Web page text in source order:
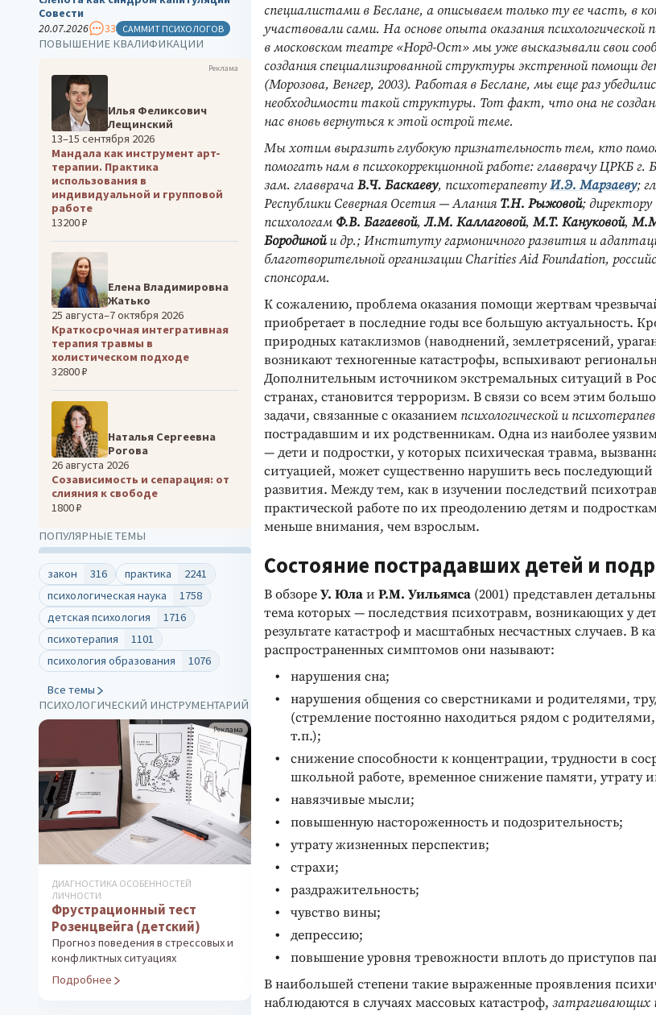
специалистами в Беслане, а описываем только ту ее часть, в
участвовали сами. На основе опыта оказания
в московском театре «Норд-Ост» мы уже высказывали свои
создания специализированной структуры экстренной помощи
(Морозова, Венгер, 2003). Работая в Беслане, мы еще раз
необходимости такой структуры. Тот факт, что она не
нас вновь вернуться к этой острой теме.
Мы хотим выразить глубокую признательность тем, кто
помогать нам в психокоррекционной работе: главврачу ЦРКБ г.
зам. главврачаВ.Ч. Баскаеву, психотерапевтуИ.Э. Марзаеву;
Республики Северная Осетия — АланияТ.Н. Рыжовой;
психологамФ.В. Багаевой, Л.М. Каллаговой, М.Т. Кануковой,
Бородинойи др.; Институту гармоничного развития и
благотворительной организации Charities Aid Foundation,
спонсорам.
К сожалению, проблема оказания помощи жертвам
приобретает в последние годы все большую актуальность.
природных катаклизмов (наводнений, землетрясений,
возникают техногенные катастрофы, вспыхивают
Дополнительным источником экстремальных ситуаций в
странах, становится терроризм. В связи со всем этим
задачи, связанные с оказанием психологической и
пострадавшим и их родственникам. Одна из наиболее
— дети и подростки, у которых психическая травма,
ситуацией, может существенно нарушить весь последующий
развития. Между тем, как в изучении последствий
практической работе по их преодолению детям и
меньше внимания, чем взрослым.
Состояние пострадавших детей и
В обзореУ. Юлаи Р.М. Уильямса (2001) представлен
тема которых — последствия психотравм, возникающих у
результате катастроф и масштабных несчастных случаев. В
распространенных симптомов они называют:
нарушения сна;
нарушения общения со сверстниками и родителями,
(стремление постоянно находиться рядом с
т.п.);
снижение способности к концентрации, трудности в
школьной работе, временное снижение памяти, утрату
навязчивые мысли;
повышенную настороженность и подозрительность;
утрату жизненных перспектив;
страхи;
раздражительность;
чувство вины;
депрессию;
повышение уровня тревожности вплоть до приступов
В наибольшей степени такие выраженные проявления
наблюдаются в случаях массовых катастроф, затрагивающих
Совести
20.07.2026
33 САММИТ ПСИХОЛОГОВ
ПОВЫШЕНИЕ КВАЛИФИКАЦИИ
Реклама
Илья Феликсович
Лещинский
13–15 сентября 2026
Мандала как инструмент арт-
терапии. Практика
использования в
индивидуальной и групповой
работе
13200 ₽
Елена Владимировна
Жатько
25 августа–7 октября 2026
Краткосрочная интегративная
терапия травмы в
холистическом подходе
32800 ₽
Наталья Сергеевна
Рогова
26 августа 2026
Созависимость и сепарация: от
слияния к свободе
1800 ₽
ПОПУЛЯРНЫЕ ТЕМЫ
закон 316 практика
2241
психологическая наука
1758
детская психология
1716
психотерапия
1101
психология образования
1076
Все темы
ПСИХОЛОГИЧЕСКИЙ ИНСТРУМЕНТАРИЙ
Реклама
ДИАГНОСТИКА ОСОБЕННОСТЕЙ
ЛИЧНОСТИ
Фрустрационный тест
Розенцвейга (детский)
Прогноз поведения в стрессовых и
конфликтных ситуациях
Подробнее
ТВОРЧЕСКИХ СПОСОБНОСТЕЙ
Тест Векслера (детский
Измерение уровня развития
интеллекта
Подробнее